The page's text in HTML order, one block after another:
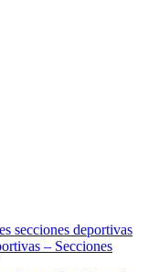
secciones deportivas
– Secciones